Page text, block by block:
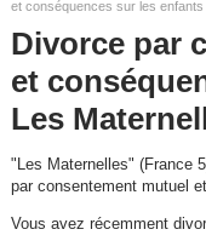
et conséquences sur les
Divorce par
et
Les
"Les Maternelles" (France
par consentement mutuel
Vous avez récemment